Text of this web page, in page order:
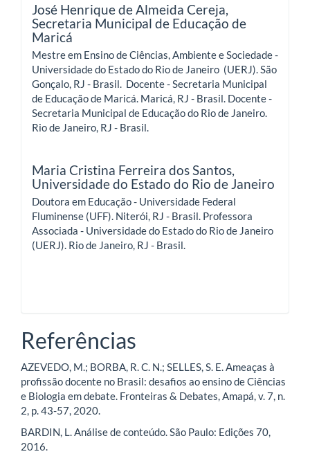
José Henrique de Almeida Cereja,
Secretaria Municipal de Educação de
Maricá
Mestre em Ensino de Ciências, Ambiente e Sociedade -
Universidade do Estado do Rio de Janeiro (UERJ). São
Gonçalo, RJ - Brasil. Docente - Secretaria Municipal
de Educação de Maricá. Maricá, RJ - Brasil. Docente -
Secretaria Municipal de Educação do Rio de Janeiro.
Rio de Janeiro, RJ - Brasil.
Maria Cristina Ferreira dos Santos,
Universidade do Estado do Rio de Janeiro
Doutora em Educação - Universidade Federal
Fluminense (UFF). Niterói, RJ - Brasil. Professora
Associada - Universidade do Estado do Rio de Janeiro
(UERJ). Rio de Janeiro, RJ - Brasil.
Referências
AZEVEDO, M.; BORBA, R. C. N.; SELLES, S. E. Ameaças à
profissão docente no Brasil: desafios ao ensino de Ciências
e Biologia em debate. Fronteiras & Debates, Amapá, v. 7, n.
2, p. 43-57, 2020.
BARDIN, L. Análise de conteúdo. São Paulo: Edições 70,
2016.